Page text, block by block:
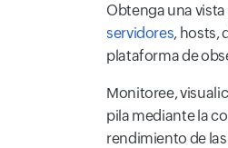
Obtenga una
servidores, hosts,
plataforma de
Monitoree,
pila mediante la
rendimiento de